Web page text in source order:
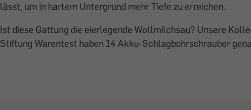
lässt, um in hartem Untergrund mehr Tiefe zu erreichen.
Ist diese Gattung die eierlegende Wollmilchsau? Unsere
Stiftung Warentest haben 14 Akku-Schlagbohrschrauber